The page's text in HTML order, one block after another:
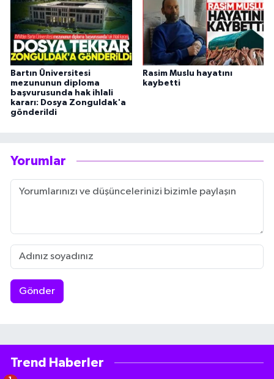
Bartın Üniversitesi
mezununun diploma
başvurusunda hak ihlali
kararı: Dosya Zonguldak'a
gönderildi
Rasim Muslu hayatını
kaybetti
Yorumlar
Gönder
Trend Haberler